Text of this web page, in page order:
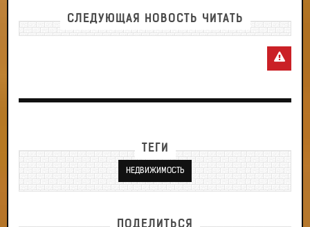
СЛЕДУЮЩАЯ НОВОСТЬ ЧИТАТЬ
ТЕГИ
НЕДВИЖИМОСТЬ